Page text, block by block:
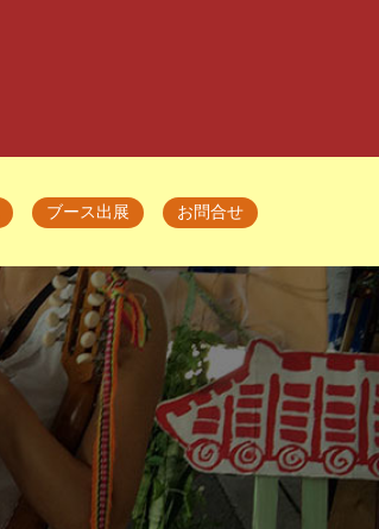
ブース出展 お問合せ